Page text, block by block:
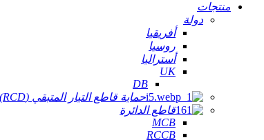
منتجات
دولة
أفريقيا
روسيا
أستراليا
UK
DB
حماية قاطع التيار المتبقي (RCD)
قاطع الدائرة
MCB
RCCB